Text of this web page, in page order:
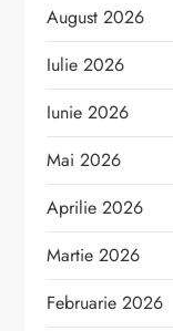
August 2026
Iulie 2026
Iunie 2026
Mai 2026
Aprilie 2026
Martie 2026
Februarie 2026